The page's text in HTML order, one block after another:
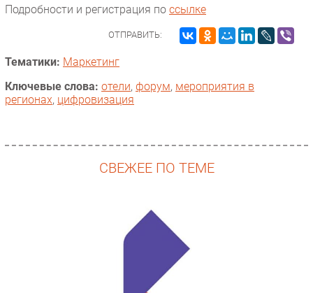
Гаджеты
РАЗДЕЛЫ
Новости
Подробности и регистрация по ссылке
ОТПРАВИТЬ:
Тематики: Маркетинг
Ключевые слова: отели, форум, мероприятия в
регионах, цифровизация
СВЕЖЕЕ ПО ТЕМЕ